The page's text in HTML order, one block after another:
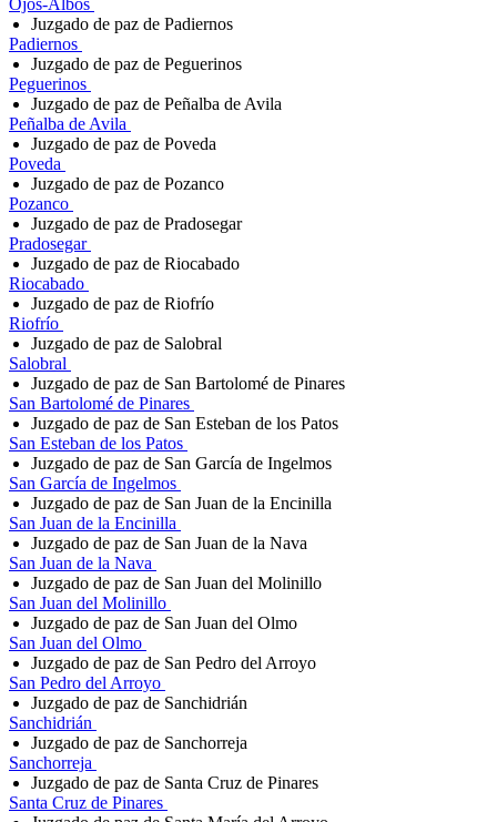
Ojos-Albos
Juzgado de paz de Padiernos
Padiernos
Juzgado de paz de Peguerinos
Peguerinos
Juzgado de paz de Peñalba de Avila
Peñalba de Avila
Juzgado de paz de Poveda
Poveda
Juzgado de paz de Pozanco
Pozanco
Juzgado de paz de Pradosegar
Pradosegar
Juzgado de paz de Riocabado
Riocabado
Juzgado de paz de Riofrío
Riofrío
Juzgado de paz de Salobral
Salobral
Juzgado de paz de San Bartolomé de Pinares
San Bartolomé de Pinares
Juzgado de paz de San Esteban de los Patos
San Esteban de los Patos
Juzgado de paz de San García de Ingelmos
San García de Ingelmos
Juzgado de paz de San Juan de la Encinilla
San Juan de la Encinilla
Juzgado de paz de San Juan de la Nava
San Juan de la Nava
Juzgado de paz de San Juan del Molinillo
San Juan del Molinillo
Juzgado de paz de San Juan del Olmo
San Juan del Olmo
Juzgado de paz de San Pedro del Arroyo
San Pedro del Arroyo
Juzgado de paz de Sanchidrián
Sanchidrián
Juzgado de paz de Sanchorreja
Sanchorreja
Juzgado de paz de Santa Cruz de Pinares
Santa Cruz de Pinares